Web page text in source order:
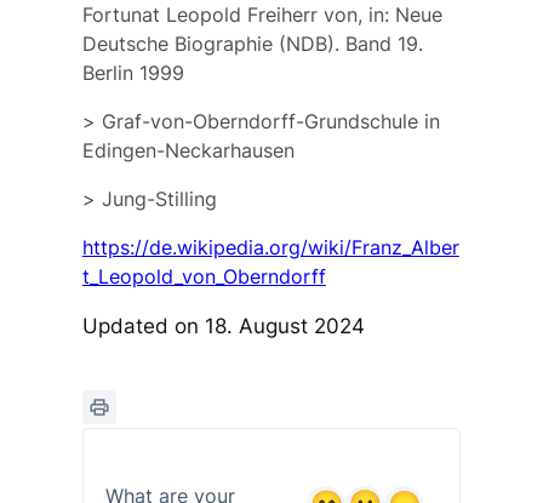
Fortunat Leopold Freiherr von, in: Neue
Deutsche Biographie (NDB). Band 19.
Berlin 1999
> Graf-von-Oberndorff-Grundschulein
Edingen-Neckarhausen
> Jung-Stilling
https://de.wikipedia.org/wiki/Franz_Alber
t_Leopold_von_Oberndorff
Updated on 18. August 2024
What are your